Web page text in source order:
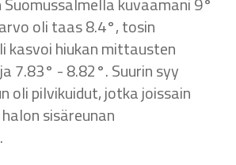
oli taas 8.4°, tosin
kasvoi hiukan mittausten
7.83° - 8.82°. Suurin syy
oli pilvikuidut, jotka joissain
sisäreunan